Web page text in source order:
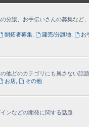
分譲、お手伝いさんの募集など
開拓者募集, 建売/分譲地, お
他どのカテゴリにも属さない話
お店,
その他
ンなどの開発に関する話題